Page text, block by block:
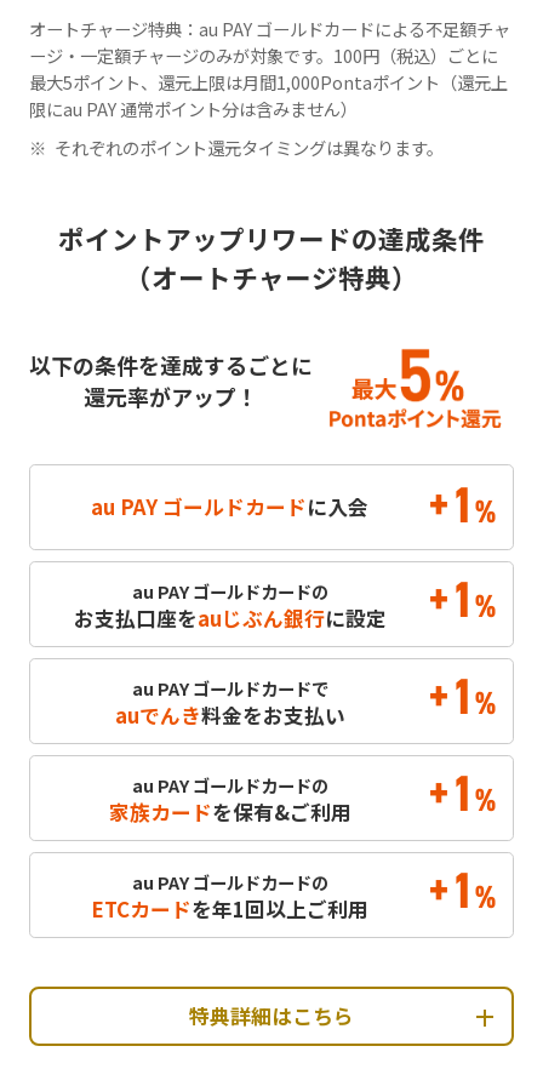
オートチャージ特典：au PAY ゴールドカードによる不足額チャ
ージ・一定額チャージのみが対象です。100円（税込）ごとに
最大5ポイント、還元上限は月間1,000Pontaポイント（還元上
限にau PAY 通常ポイント分は含みません）
それぞれのポイント還元タイミングは異なります。
ポイントアップリワードの達成条件
（オートチャージ特典）
以下の条件を達成するごとに
還元率がアップ！
au PAY ゴールドカードに入会 +1%
au PAY ゴールドカードの
お支払口座をauじぶん銀行に設定 +1%
au PAY ゴールドカードで
auでんき料金をお支払い +1%
au PAY ゴールドカードの
家族カードを保有&ご利用 +1%
au PAY ゴールドカードの
ETCカードを年1回以上ご利用 +1%
特典詳細はこちら